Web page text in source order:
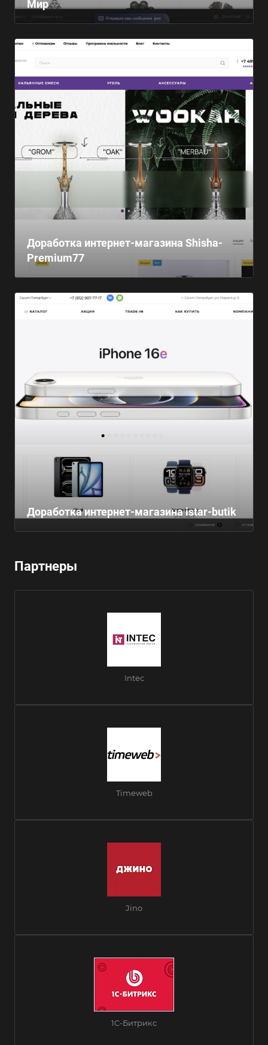
Мир
Доработка интернет-магазина Shisha-
Premium77
Доработка интернет-магазина istar-butik
Партнеры
Intec
Timeweb
Jino
1C-Битрикс